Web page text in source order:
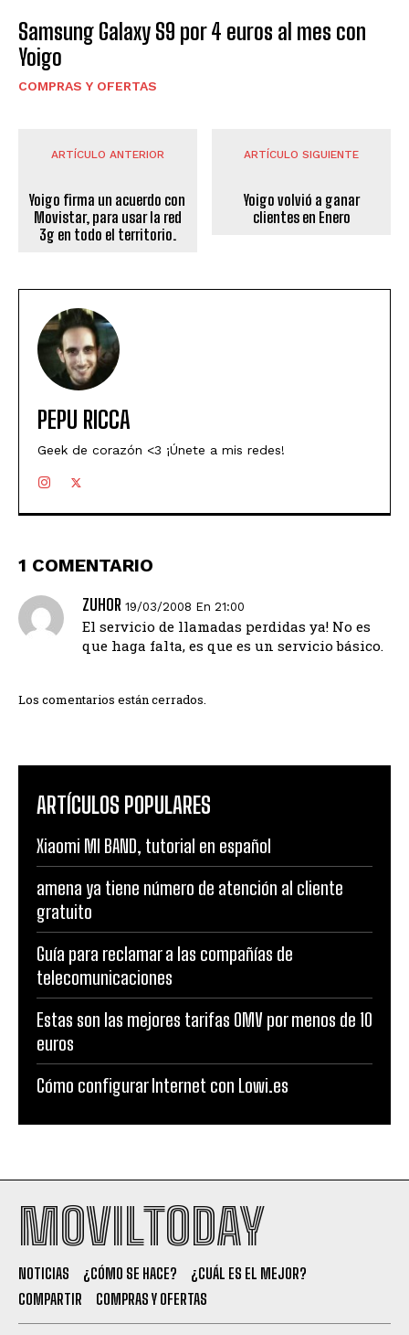
Samsung Galaxy S9 por 4 euros al mes con
Yoigo
COMPRAS Y OFERTAS
ARTÍCULO ANTERIOR
Yoigo firma un acuerdo con
Movistar, para usar la red
3g en todo el territorio.
ARTÍCULO SIGUIENTE
Yoigo volvió a ganar
clientes en Enero
PEPU RICCA
Geek de corazón <3 ¡Únete a mis redes!
1 COMENTARIO
ZUHOR 19/03/2008 En 21:00
El servicio de llamadas perdidas ya! No es
que haga falta, es que es un servicio básico.
Los comentarios están cerrados.
ARTÍCULOS POPULARES
Xiaomi MI BAND, tutorial en español
amena ya tiene número de atención al cliente
gratuito
Guía para reclamar a las compañías de
telecomunicaciones
Estas son las mejores tarifas OMV por menos de 10
euros
Cómo configurar Internet con Lowi.es
MOVILTODAY
NOTICIAS ¿CÓMO SE HACE?
¿CUÁL ES EL MEJOR?
COMPARTIR
COMPRAS Y OFERTAS